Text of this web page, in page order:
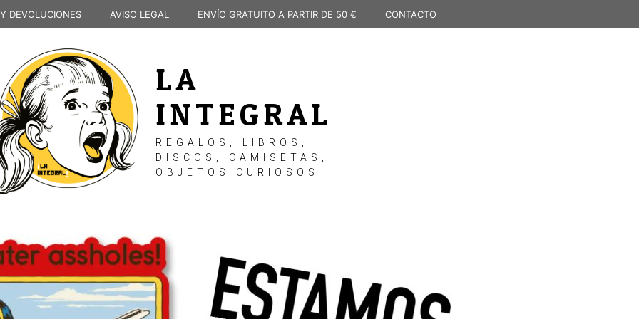
DEVOLUCIONES AVISO LEGAL ENVÍO GRATUITO A PARTIR DE 50 € CONTACTO
LA
INTEGRAL
REGALOS, LIBROS,
DISCOS, CAMISETAS,
OBJETOS CURIOSOS